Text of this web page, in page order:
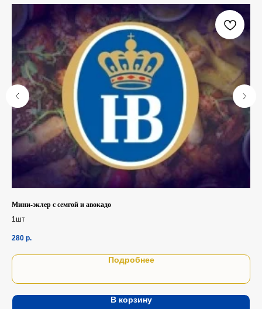
Мини-эклер с семгой и авокадо
1шт
280 р.
Подробнее
В корзину